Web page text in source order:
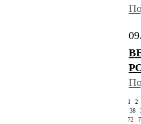
1 2
38
72